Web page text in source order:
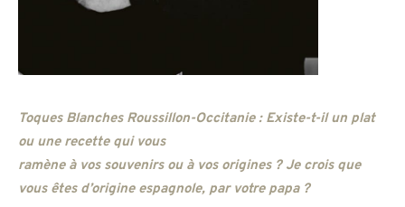
Toques Blanches Roussillon-Occitanie : Existe-t-il un plat
ou une recette qui vous
ramène à vos souvenirs ou à vos origines ? Je crois que
vous êtes d’origine espagnole, par votre papa ?